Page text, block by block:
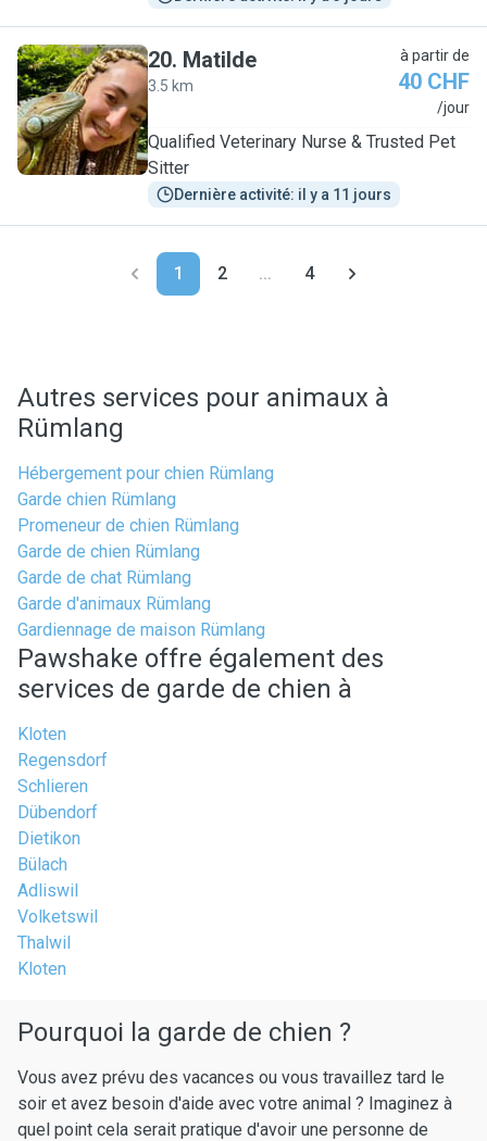
M
20. Matilde
3.5 km
à partir de
40 CHF
/jour
Qualified Veterinary Nurse & Trusted Pet
Sitter
Dernière activité: il y a 11 jours
1 2 ... 4
Autres services pour animaux à
Rümlang
Hébergement pour chien Rümlang
Garde chien Rümlang
Promeneur de chien Rümlang
Garde de chien Rümlang
Garde de chat Rümlang
Garde d'animaux Rümlang
Gardiennage de maison Rümlang
Pawshake offre également des
services de garde de chien à
Kloten
Regensdorf
Schlieren
Dübendorf
Dietikon
Bülach
Adliswil
Volketswil
Thalwil
Kloten
Pourquoi la garde de chien ?
Vous avez prévu des vacances ou vous travaillez tard le
soir et avez besoin d'aide avec votre animal ? Imaginez à
quel point cela serait pratique d'avoir une personne de